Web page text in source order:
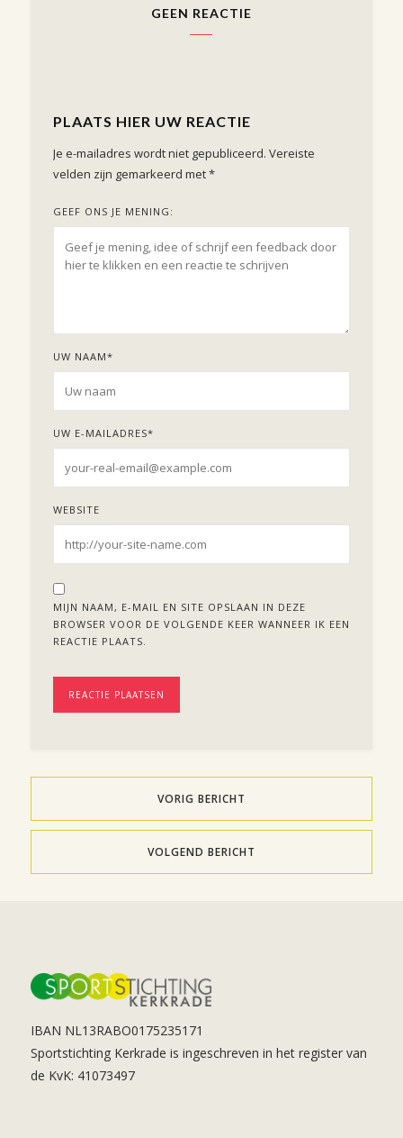
GEEN REACTIE
PLAATS HIER UW REACTIE
Je e-mailadres wordt niet gepubliceerd. Vereiste
velden zijn gemarkeerd met*
GEEF ONS JE MENING:
UW NAAM*
UW E-MAILADRES*
WEBSITE
MIJN NAAM, E-MAIL EN SITE OPSLAAN IN DEZE
BROWSER VOOR DE VOLGENDE KEER WANNEER IK EEN
REACTIE PLAATS.
VORIG BERICHT
VOLGEND BERICHT
IBAN NL13RABO0175235171
Sportstichting Kerkrade is ingeschreven in het register van
de KvK: 41073497